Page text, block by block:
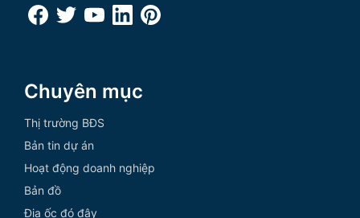
Chuyên mục
Thị trường BĐS
Bản tin dự án
Hoạt động doanh nghiệp
Bản đồ
Địa ốc đó đây